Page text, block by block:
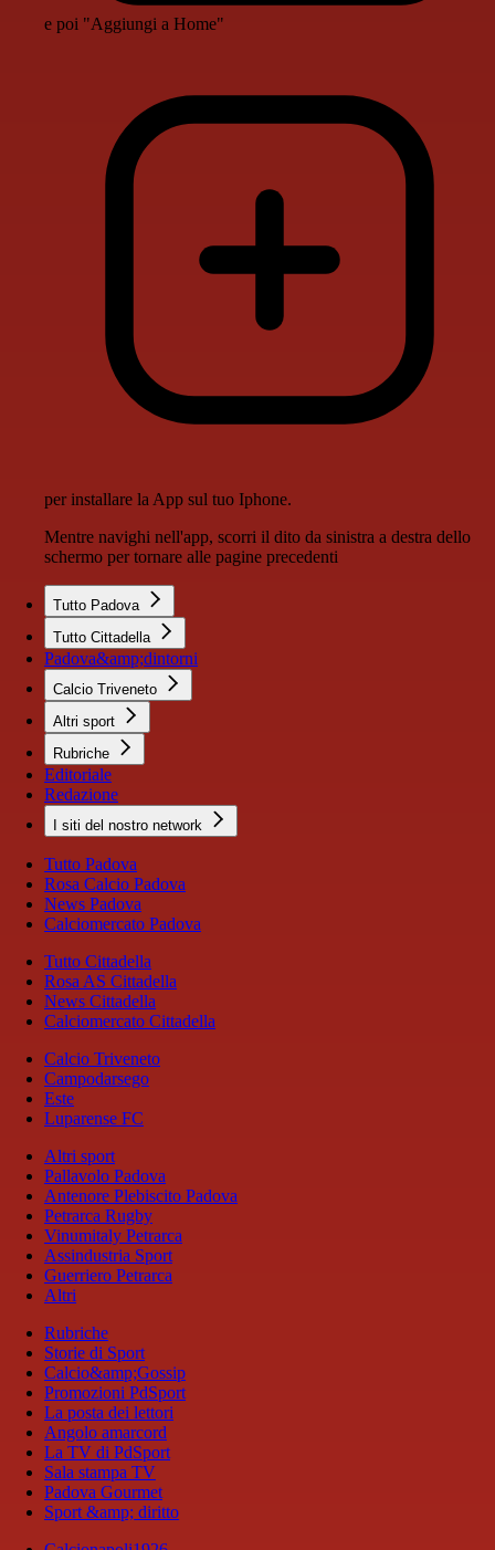
e poi "Aggiungi a Home"
per installare la App sul tuo Iphone.
Mentre navighi nell'app, scorri il dito da sinistra a destra dello
schermo per tornare alle pagine precedenti
Tutto Padova
Tutto Cittadella
Padova&amp;dintorni
Calcio Triveneto
Altri sport
Rubriche
Editoriale
Redazione
I siti del nostro network
Tutto Padova
Rosa Calcio Padova
News Padova
Calciomercato Padova
Tutto Cittadella
Rosa AS Cittadella
News Cittadella
Calciomercato Cittadella
Calcio Triveneto
Campodarsego
Este
Luparense FC
Altri sport
Pallavolo Padova
Antenore Plebiscito Padova
Petrarca Rugby
Vinumitaly Petrarca
Assindustria Sport
Guerriero Petrarca
Altri
Rubriche
Storie di Sport
Calcio&amp;Gossip
Promozioni PdSport
La posta dei lettori
Angolo amarcord
La TV di PdSport
Sala stampa TV
Padova Gourmet
Sport &amp; diritto